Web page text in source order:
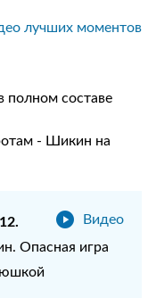
лучших моментов
полном составе
- Шикин на
Видео
12.
Опасная игра